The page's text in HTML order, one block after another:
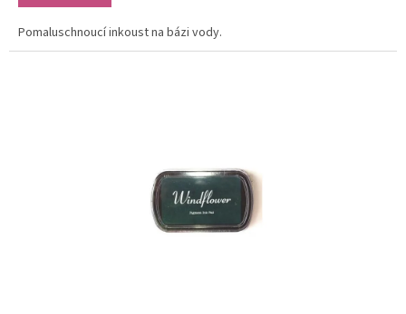
Pomaluschnoucí inkoust na bázi vody.